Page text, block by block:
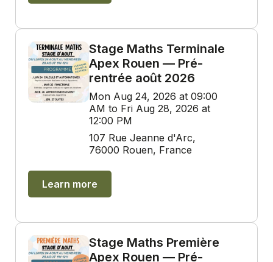
Stage Maths Terminale
Apex Rouen — Pré-
rentrée août 2026
Mon Aug 24, 2026 at 09:00
AM to Fri Aug 28, 2026 at
12:00 PM
107 Rue Jeanne d'Arc,
76000 Rouen, France
Learn more
Stage Maths Première
Apex Rouen — Pré-